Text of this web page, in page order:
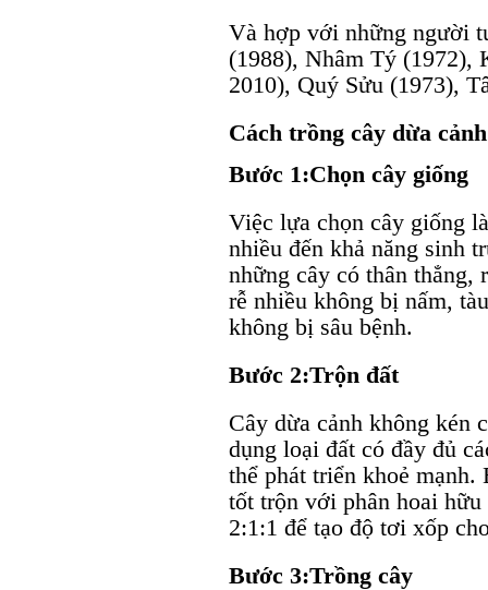
Và hợp với những người
(1988), Nhâm Tý (1972),
2010), Quý Sửu (1973),
Cách trồng cây dừa cảnh
Bước 1:Chọn cây giống
Việc lựa chọn cây giống
nhiều đến khả năng sinh
những cây có thân thẳng,
rễ nhiều không bị nấm,
không bị sâu bệnh.
Bước 2:Trộn đất
Cây dừa cảnh không kén
dụng loại đất có đầy đủ
thể phát triển khoẻ mạnh.
tốt trộn với phân hoai
2:1:1 để tạo độ tơi xốp
Bước 3:Trồng cây